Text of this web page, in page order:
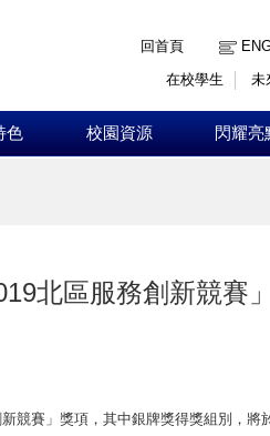
回首頁
在校學生
未
色 校園資源 閃耀亮
北區服務創新競賽
競賽」獎項， 其中銀牌獎得獎組別，將